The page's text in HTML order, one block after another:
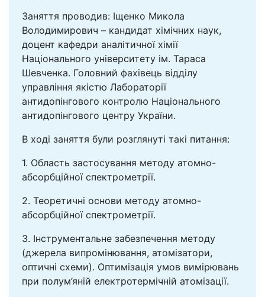
Заняття проводив: Іщенко Микола
Володимирович – кандидат хімічних наук,
доцент кафедри аналітичної хімії
Національного університету ім. Тараса
Шевченка. Головний фахівець відділу
управління якістю Лабораторії
антидопінгового контролю Національного
антидопінгового центру України.
В ході заняття були розглянуті такі питання:
1. Область застосування методу атомно-
абсорбційної спектрометрії.
2. Теоретичні основи методу атомно-
абсорбційної спектрометрії.
3. Інструментальне забезпечення методу
(джерела випромінювання, атомізатори,
оптичні схеми). Оптимізація умов вимірювань
при полум’яній електротермічній атомізації.